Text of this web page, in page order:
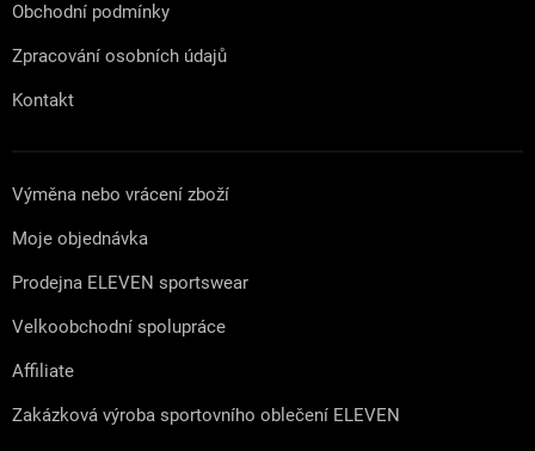
Obchodní podmínky
Zpracování osobních údajů
Kontakt
Výměna nebo vrácení zboží
Moje objednávka
Prodejna ELEVEN sportswear
Velkoobchodní spolupráce
Affiliate
Zakázková výroba sportovního oblečení ELEVEN